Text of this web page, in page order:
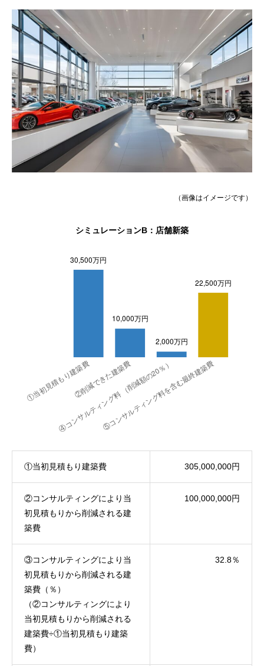
（画像はイメージです）
シミュレーションB：店舗新築
①当初見積もり建築費 305,000,000円
②コンサルティングにより当
初見積もりから削減される建
築費
100,000,000円
③コンサルティングにより当
初見積もりから削減される建
築費（％）
（②コンサルティングにより
当初見積もりから削減される
建築費÷①当初見積もり建築
費）
32.8％